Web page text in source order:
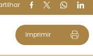
Imprimir